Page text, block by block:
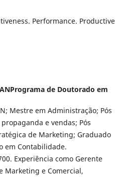
Performance. Productive
de Doutorado em
Mestre em Administração; Pós
e vendas; Pós
de Marketing; Graduado
em Contabilidade.
Experiência como Gerente
Marketing e Comercial,